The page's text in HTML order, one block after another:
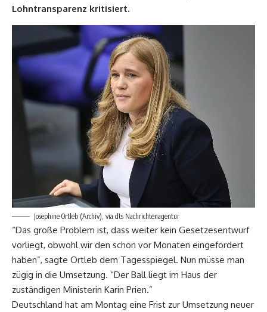
Lohntransparenz kritisiert.
Josephine Ortleb (Archiv), via dts Nachrichtenagentur
“Das große Problem ist, dass weiter kein Gesetzesentwurf
vorliegt, obwohl wir den schon vor Monaten eingefordert
haben”, sagte Ortleb dem Tagesspiegel. Nun müsse man
zügig in die Umsetzung. “Der Ball liegt im Haus der
zuständigen Ministerin Karin Prien.”
Deutschland hat am Montag eine Frist zur Umsetzung neuer